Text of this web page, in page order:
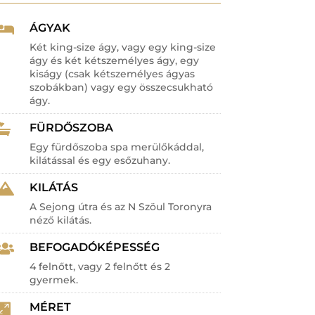
ÁGYAK
Két king-size ágy, vagy egy king-size
ágy és két kétszemélyes ágy, egy
kiságy (csak kétszemélyes ágyas
szobákban) vagy egy összecsukható
ágy.
FÜRDŐSZOBA
Egy fürdőszoba spa merülőkáddal,
kilátással és egy esőzuhany.
KILÁTÁS
A Sejong útra és az N Szöul Toronyra
néző kilátás.
BEFOGADÓKÉPESSÉG
4 felnőtt, vagy 2 felnőtt és 2
gyermek.
MÉRET